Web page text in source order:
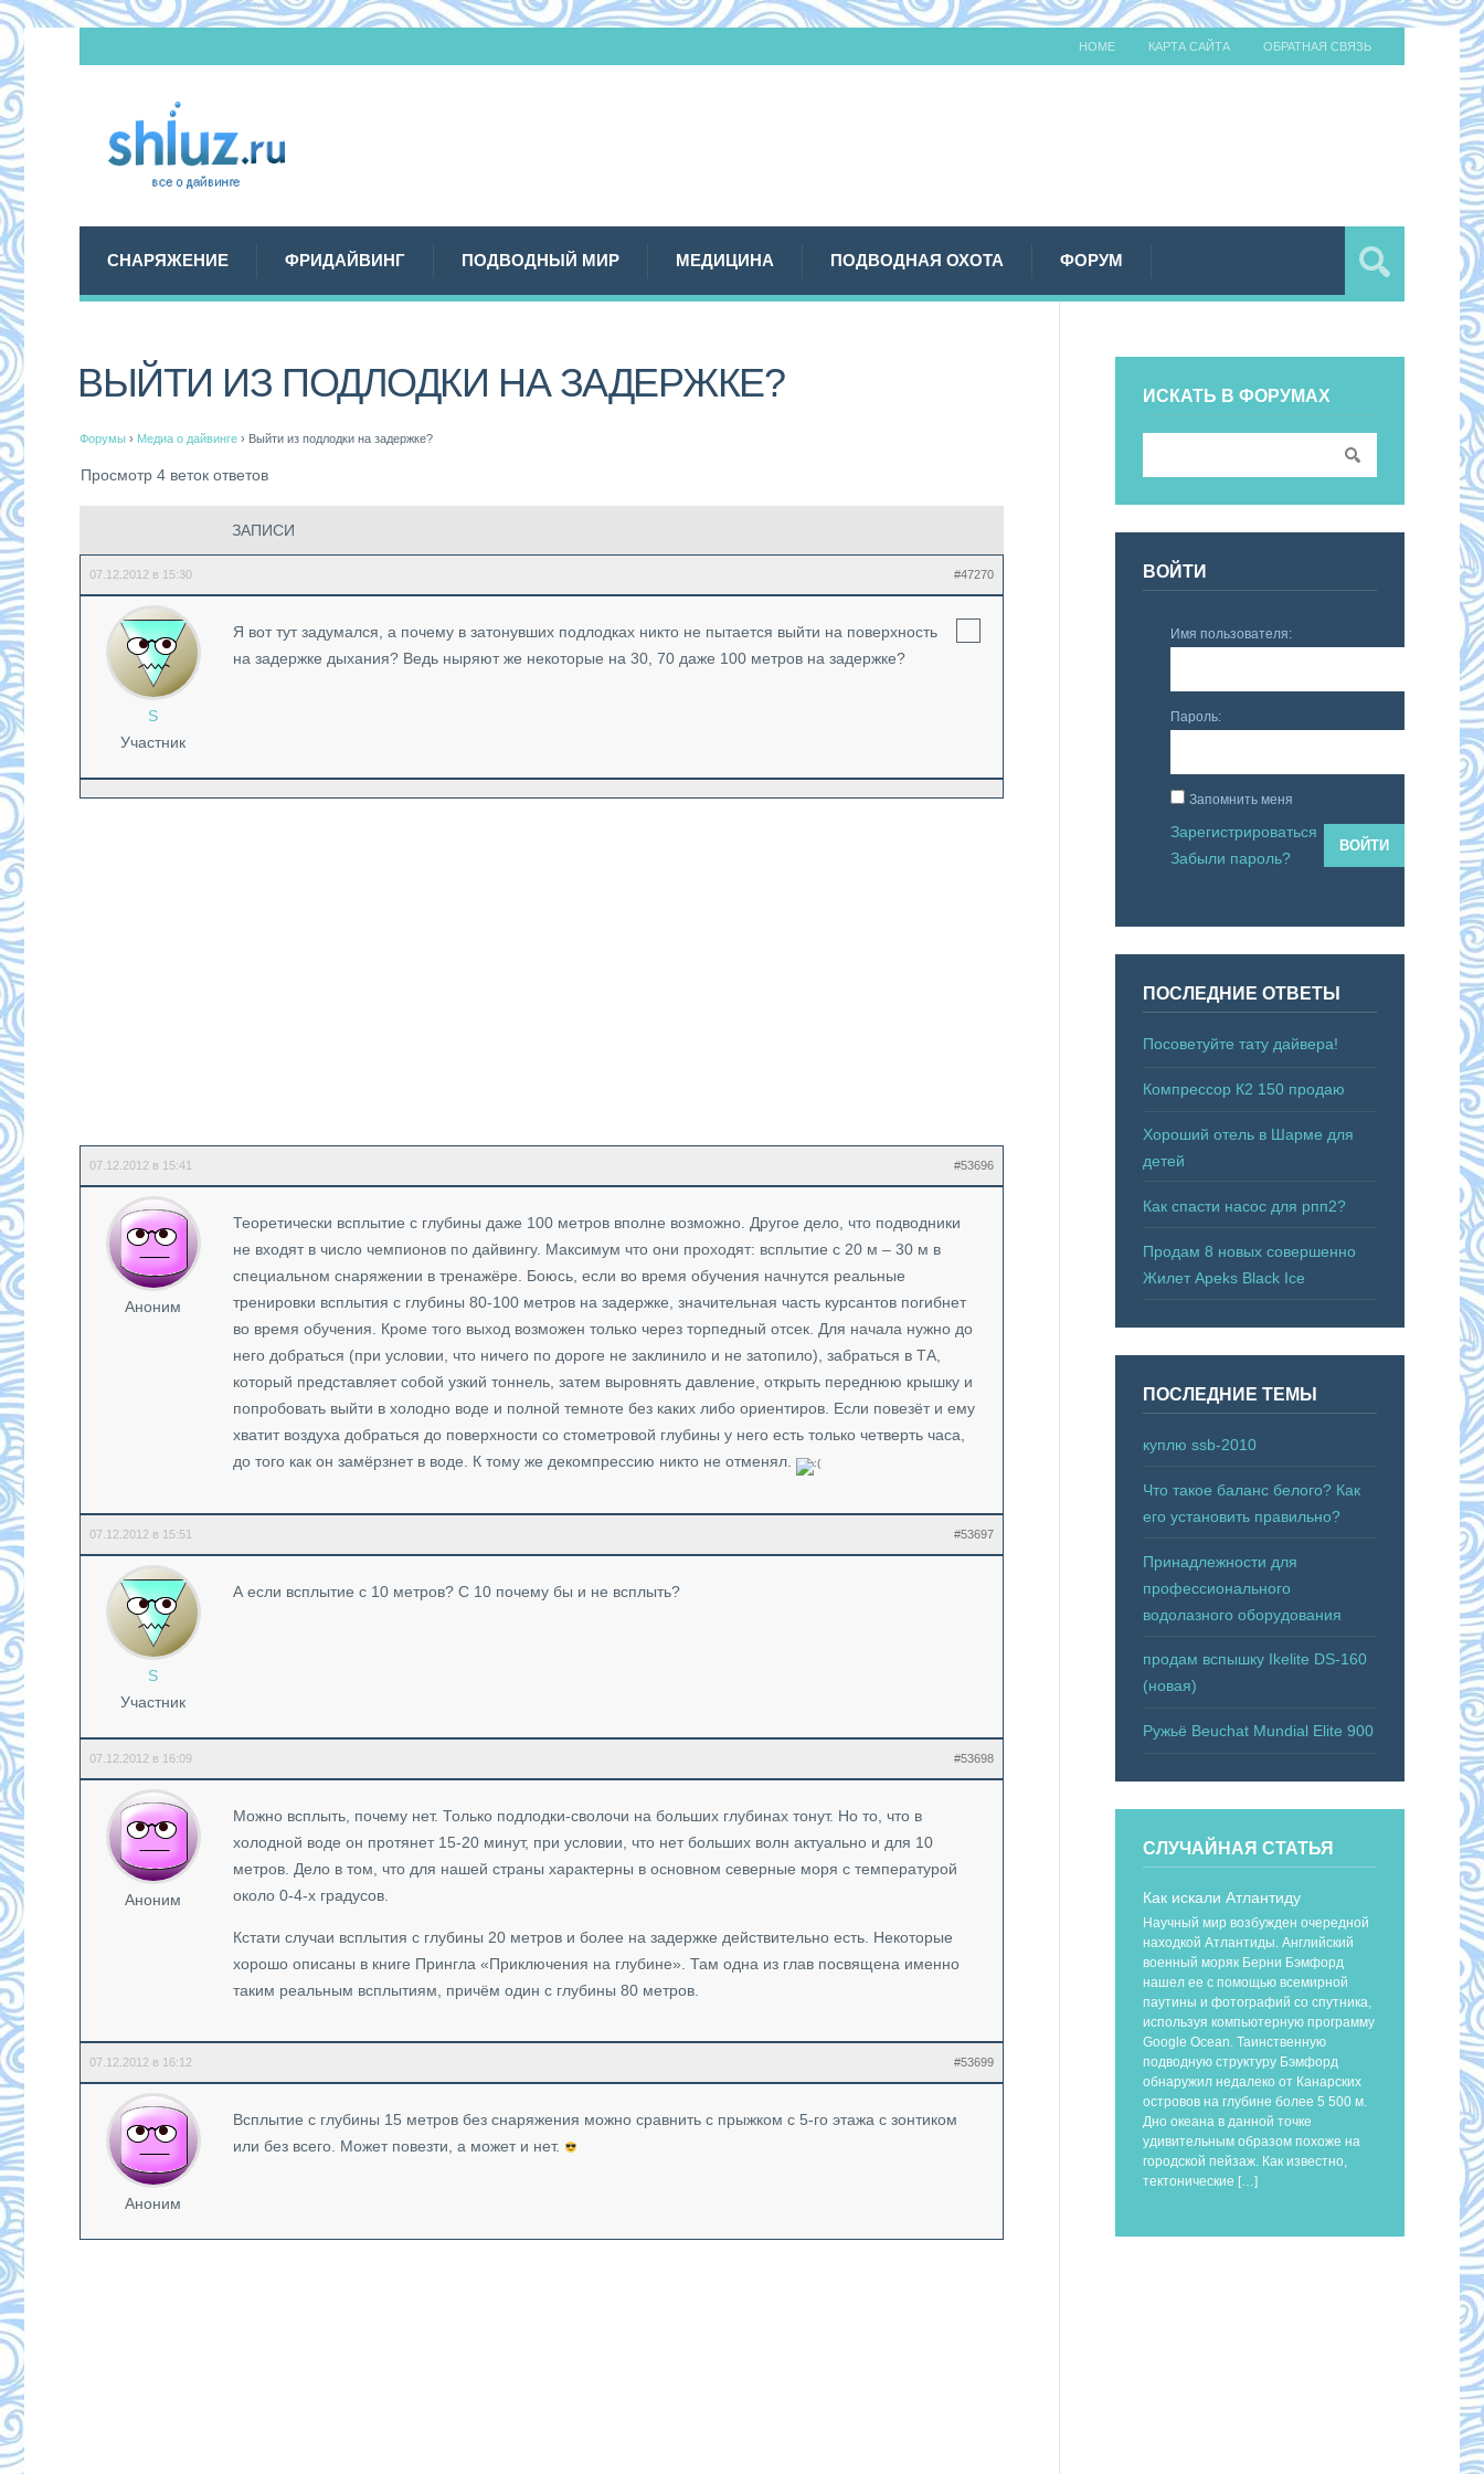
HOME КАРТА САЙТА ОБРАТНАЯ СВЯЗЬ
СНАРЯЖЕНИЕ ФРИДАЙВИНГ ПОДВОДНЫЙ МИР МЕДИЦИНА ПОДВОДНАЯ ОХОТА ФОРУМ
ВЫЙТИ ИЗ ПОДЛОДКИ НА ЗАДЕРЖКЕ?
Форумы › Медиа о дайвинге › Выйти из подлодки на задержке?
Просмотр 4 веток ответов
ЗАПИСИ
07.12.2012 в 15:30 #47270
S
Участник
Я вот тут задумался, а почему в затонувших подлодках никто не пытается выйти на поверхность
на задержке дыхания? Ведь ныряют же некоторые на 30, 70 даже 100 метров на задержке?
07.12.2012 в 15:41 #53696
Аноним
Теоретически всплытие с глубины даже 100 метров вполне возможно. Другое дело, что подводники
не входят в число чемпионов по дайвингу. Максимум что они проходят: всплытие с 20 м – 30 м в
специальном снаряжении в тренажёре. Боюсь, если во время обучения начнутся реальные
тренировки всплытия с глубины 80-100 метров на задержке, значительная часть курсантов погибнет
во время обучения. Кроме того выход возможен только через торпедный отсек. Для начала нужно до
него добраться (при условии, что ничего по дороге не заклинило и не затопило), забраться в ТА,
который представляет собой узкий тоннель, затем выровнять давление, открыть переднюю крышку и
попробовать выйти в холодно воде и полной темноте без каких либо ориентиров. Если повезёт и ему
хватит воздуха добраться до поверхности со стометровой глубины у него есть только четверть часа,
до того как он замёрзнет в воде. К тому же декомпрессию никто не отменял.
07.12.2012 в 15:51 #53697
S
Участник
А если всплытие с 10 метров? С 10 почему бы и не всплыть?
07.12.2012 в 16:09 #53698
Аноним
Можно всплыть, почему нет. Только подлодки-сволочи на больших глубинах тонут. Но то, что в
холодной воде он протянет 15-20 минут, при условии, что нет больших волн актуально и для 10
метров. Дело в том, что для нашей страны характерны в основном северные моря с температурой
около 0-4-х градусов.
Кстати случаи всплытия с глубины 20 метров и более на задержке действительно есть. Некоторые
хорошо описаны в книге Прингла «Приключения на глубине». Там одна из глав посвящена именно
таким реальным всплытиям, причём один с глубины 80 метров.
07.12.2012 в 16:12 #53699
Аноним
Всплытие с глубины 15 метров без снаряжения можно сравнить с прыжком с 5-го этажа с зонтиком
или без всего. Может повезти, а может и нет.
ИСКАТЬ В ФОРУМАХ
ВОЙТИ
Имя пользователя:
Пароль:
Запомнить меня
ВОЙТИ
Зарегистрироваться
Забыли пароль?
ПОСЛЕДНИЕ ОТВЕТЫ
Посоветуйте тату дайвера!
Компрессор К2 150 продаю
Хороший отель в Шарме для
детей
Как спасти насос для рпп2?
Продам 8 новых совершенно
Жилет Apeks Black Ice
ПОСЛЕДНИЕ ТЕМЫ
куплю ssb-2010
Что такое баланс белого? Как
его установить правильно?
Принадлежности для
профессионального
водолазного оборудования
продам вспышку Ikelite DS-160
(новая)
Ружьё Beuchat Mundial Elite 900
СЛУЧАЙНАЯ СТАТЬЯ
Как искали Атлантиду
Научный мир возбужден очередной
находкой Атлантиды. Английский
военный моряк Берни Бэмфорд
нашел ее с помощью всемирной
паутины и фотографий со спутника,
используя компьютерную программу
Google Ocean. Таинственную
подводную структуру Бэмфорд
обнаружил недалеко от Канарских
островов на глубине более 5 500 м.
Дно океана в данной точке
удивительным образом похоже на
городской пейзаж. Как известно,
тектонические […]